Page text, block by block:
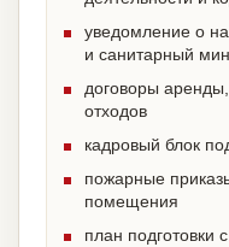
уведомление о
и санитарный
договоры
отходов
кадровый блок
пожарные
помещения
план подготовки